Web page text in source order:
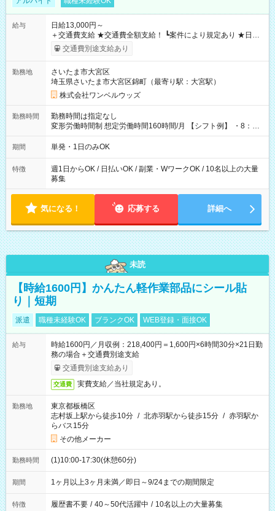
給与
日給13,000円～
＋交通費支給 ★交通費全額支給！ ┗案件により規定あり ★日払
いOK！（規定あり） ┗働いたその日に現金GET♪ お仕事後はコ
ンビニATMから 日払い分を引き落とせます！ 【試用期間】試
交通費別途支給あり
勤務地
さいたま市大宮区
埼玉県さいたま市大宮区錦町（最寄り駅：大宮駅）
株式会社ワンベルウッズ
勤務時間
勤務時間は指定なし
変形労働時間制 想定労働時間160時間/月 【シフト例】 ・8：00
～21：00
期間 単発・1日のみOK
特徴
週1日からOK / 日払いOK / 副業・WワークOK / 10名以上の大量
募集
気になる！ 応募する 詳細へ
未読
【時給1600円】かんたん軽作業部品にシール貼
り｜短期
派遣 職種未経験OK ブランクOK WEB登録・面接OK
給与
時給1600円／月収例：218,400円＝1,600円×6時間30分×21日勤
務の場合＋交通費別途支給
交通費別途支給あり
交通費 実費支給／当社規定あり。
勤務地
東京都板橋区
志村坂上駅から徒歩10分 / 北赤羽駅から徒歩15分 / 赤羽駅か
らバス15分
その他メーカー
勤務時間 (1)10:00-17:30(休憩60分)
期間 1ヶ月以上3ヶ月未満／即日～9/24までの期間限定
特徴 履歴書不要 / 40～50代活躍中 / 10名以上の大量募集